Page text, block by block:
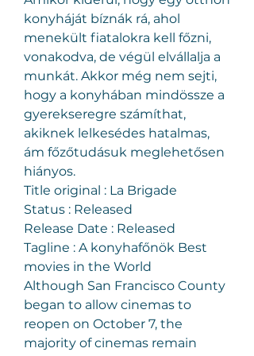
konyháját bíznák rá, ahol
menekült fiatalokra kell főzni,
vonakodva, de végül elvállalja a
munkát. Akkor még nem sejti,
hogy a konyhában mindössze a
gyerekseregre számíthat,
akiknek lelkesédes hatalmas,
ám főzőtudásuk meglehetősen
hiányos.
Title original : La Brigade
Status : Released
Release Date : Released
Tagline : A konyhafőnök Best
movies in the World
Although San Francisco County
began to allow cinemas to
reopen on October 7, the
majority of cinemas remain